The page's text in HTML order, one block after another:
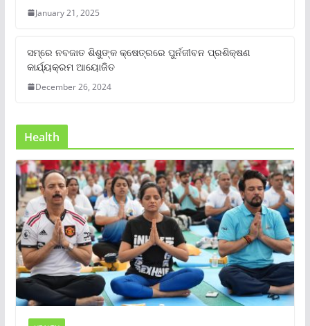
January 21, 2025
ସମ୍‌ରେ ନବଜାତ ଶିଶୁଙ୍କ କ୍ଷେତ୍ରରେ ପୁର୍ନଜୀବନ ପ୍ରଶିକ୍ଷଣ
କାର୍ଯ୍ୟକ୍ରମ ଆୟୋଜିତ
December 26, 2024
Health